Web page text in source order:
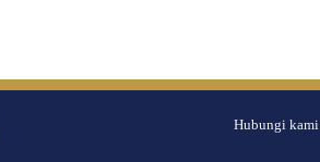
Hubungi kami